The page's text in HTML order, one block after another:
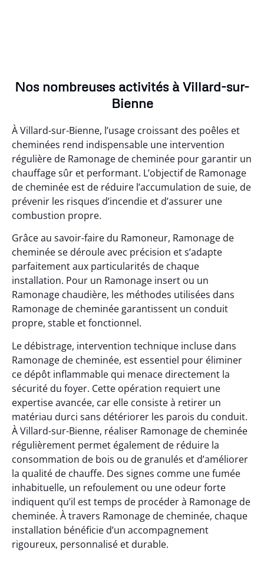
Nos nombreuses activités à Villard-sur-
Bienne
À Villard-sur-Bienne, l’usage croissant des poêles et
cheminées rend indispensable une intervention
régulière de Ramonage de cheminée pour garantir un
chauffage sûr et performant. L’objectif de Ramonage
de cheminée est de réduire l’accumulation de suie, de
prévenir les risques d’incendie et d’assurer une
combustion propre.
Grâce au savoir-faire du Ramoneur, Ramonage de
cheminée se déroule avec précision et s’adapte
parfaitement aux particularités de chaque
installation. Pour un Ramonage insert ou un
Ramonage chaudière, les méthodes utilisées dans
Ramonage de cheminée garantissent un conduit
propre, stable et fonctionnel.
Le débistrage, intervention technique incluse dans
Ramonage de cheminée, est essentiel pour éliminer
ce dépôt inflammable qui menace directement la
sécurité du foyer. Cette opération requiert une
expertise avancée, car elle consiste à retirer un
matériau durci sans détériorer les parois du conduit.
À Villard-sur-Bienne, réaliser Ramonage de cheminée
régulièrement permet également de réduire la
consommation de bois ou de granulés et d’améliorer
la qualité de chauffe. Des signes comme une fumée
inhabituelle, un refoulement ou une odeur forte
indiquent qu’il est temps de procéder à Ramonage de
cheminée. À travers Ramonage de cheminée, chaque
installation bénéficie d’un accompagnement
rigoureux, personnalisé et durable.